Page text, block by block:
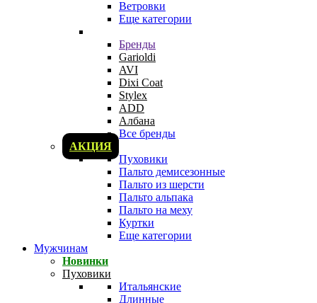
Ветровки
Еще категории
Бренды
Garioldi
AVI
Dixi Coat
Stylex
ADD
Албана
Все бренды
АКЦИЯ
Пуховики
Пальто демисезонные
Пальто из шерсти
Пальто альпака
Пальто на меху
Куртки
Еще категории
Мужчинам
Новинки
Пуховики
Итальянские
Длинные